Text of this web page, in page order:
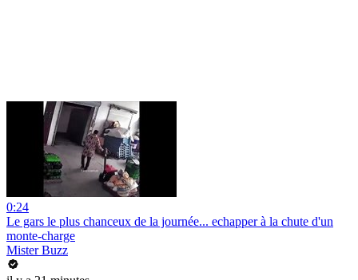
0:24
Le gars le plus chanceux de la journée... echapper à la chute d'un
monte-charge
Mister Buzz